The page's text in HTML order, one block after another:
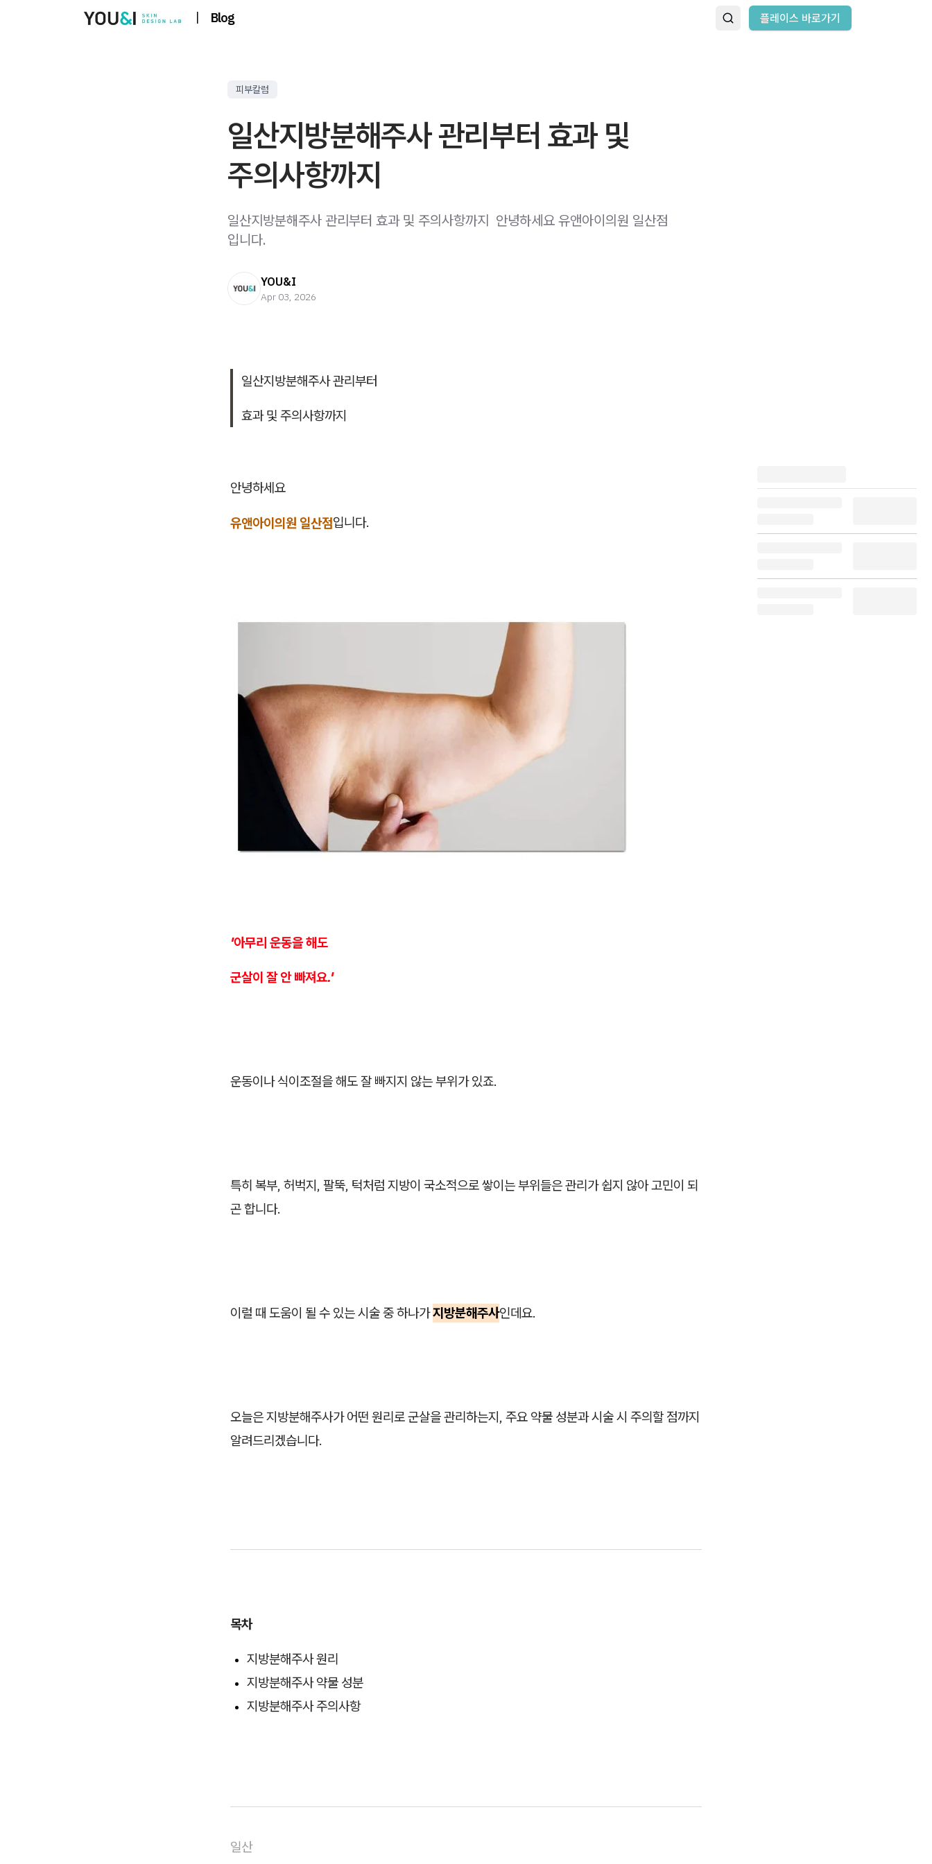
| Blog 플레이스 바로가기
피부칼럼
일산지방분해주사 관리부터 효과 및
주의사항까지
일산지방분해주사 관리부터 효과 및 주의사항까지 ​ 안녕하세요 유앤아이의원 일산점
입니다.
YOU&I
Apr 03, 2026
일산지방분해주사 관리부터
효과 및 주의사항까지
안녕하세요
유앤아이의원 일산점입니다.
'아무리 운동을 해도
군살이 잘 안 빠져요.'
운동이나 식이조절을 해도 잘 빠지지 않는 부위가 있죠.
특히 복부, 허벅지, 팔뚝, 턱처럼 지방이 국소적으로 쌓이는 부위들은 관리가 쉽지 않아 고민이 되
곤 합니다.
이럴 때 도움이 될 수 있는 시술 중 하나가지방분해주사인데요.
오늘은 지방분해주사가 어떤 원리로 군살을 관리하는지, 주요 약물 성분과 시술 시 주의할 점까지
알려드리겠습니다.
목차
지방분해주사 원리
지방분해주사 약물 성분
지방분해주사 주의사항
일산